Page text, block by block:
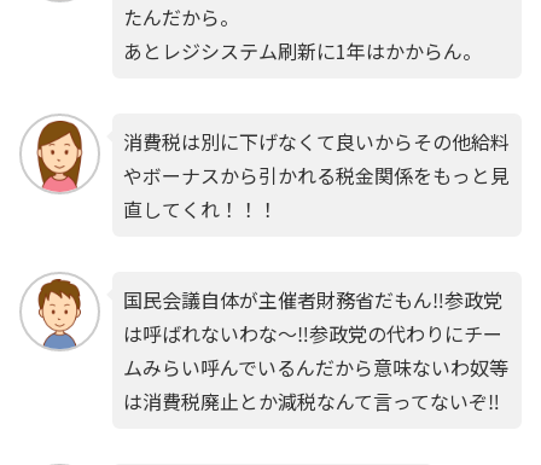
たんだから。
あとレジシステム刷新に1年はかからん。
消費税は別に下げなくて良いからその他給料
やボーナスから引かれる税金関係をもっと見
直してくれ！！！
国民会議自体が主催者財務省だもん‼️参政党
は呼ばれないわな〜‼️参政党の代わりにチー
ムみらい呼んでいるんだから意味ないわ奴等
は消費税廃止とか減税なんて言ってないぞ‼️